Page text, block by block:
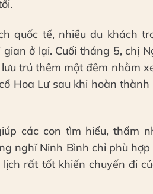
quốc tế, nhiều du khách
ở lại. Cuối tháng 5, chị
trú thêm một đêm nhằm
Hoa Lư sau khi hoàn
các con tìm hiểu, thấm
nghĩ Ninh Bình chỉ phù
rất tốt khiến chuyến đi